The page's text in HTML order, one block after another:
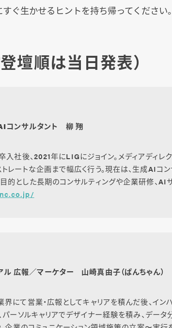
ぐ生かせるヒントを持ち帰ってください。
壇順は当日発表）
コンサルタント 柳 翔
社後、2021年にLIGにジョイン。メディアディレク
レートな企画まで幅広く行う。現在は、生成AIコン
的とした長期のコンサルティングや企業研修、AI
広報／マーケター 山崎真由子（ぱんちゃん）
にて営業・広報としてキャリアを積んだ後、イン
パーソルキャリアでデザイナー経験を積み、デー